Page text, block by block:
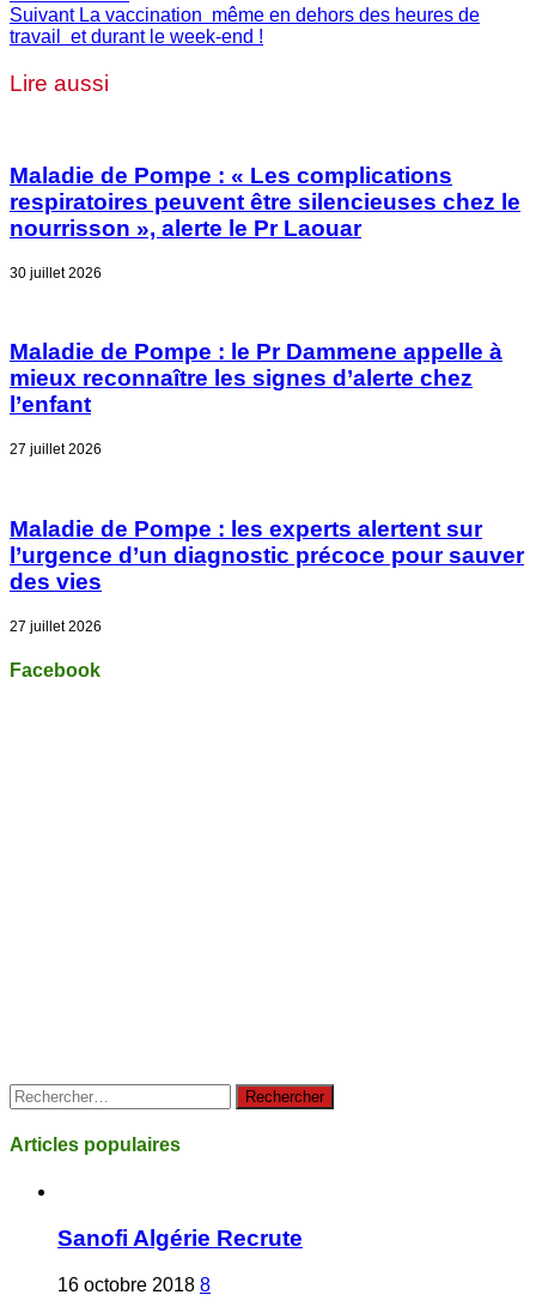
SuivantLa vaccination même en dehors des heures de
travail et durant le week-end !
Lire aussi
Maladie de Pompe : « Les complications
respiratoires peuvent être silencieuses chez le
nourrisson », alerte le Pr Laouar
30 juillet 2026
Maladie de Pompe : le Pr Dammene appelle à
mieux reconnaître les signes d’alerte chez
l’enfant
27 juillet 2026
Maladie de Pompe : les experts alertent sur
l’urgence d’un diagnostic précoce pour sauver
des vies
27 juillet 2026
Facebook
Rechercher :
Articles populaires
Sanofi Algérie Recrute
16 octobre 2018 8